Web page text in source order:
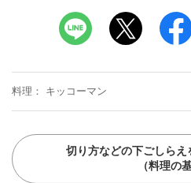
料理 キッコーマン
切り方などの下ごしらえ
（料理の